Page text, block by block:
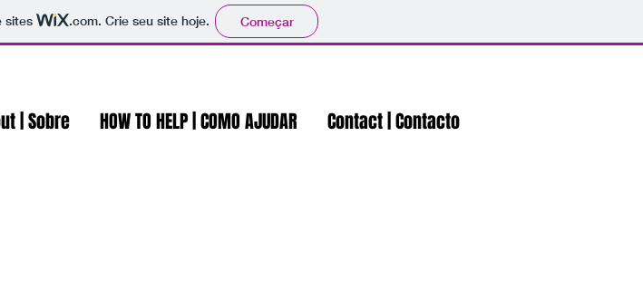
sites .com. Crie seu site hoje. Começar
| Sobre HOW TO HELP | COMO AJUDAR Contact | Contacto